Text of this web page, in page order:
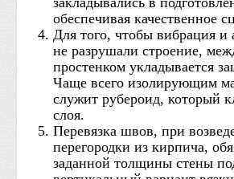
обеспечивая качественное
Для того, чтобы вибрация и
не разрушали строение,
простенком укладывается
Чаще всего изолирующим
служит рубероид, который
слоя.
Перевязка швов, при
перегородки из кирпича,
заданной толщины стены